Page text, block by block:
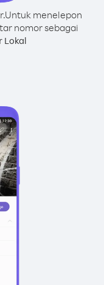
Untuk menelepon
nomor sebagai
Lokal